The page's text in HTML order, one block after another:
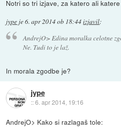
Notri so tri izjave, za katero ali
jype je6. apr 2014 ob 18:44izjavil:
AndrejO> Edina moralka celotne
Ne. Tudi to je laž.
In morala zgodbe je?
jype
::6. apr 2014, 19:16
AndrejO> Kako si razlagaš tole: